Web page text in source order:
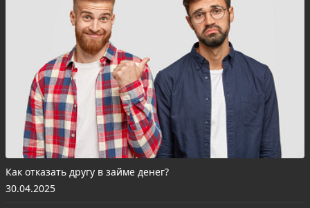
Как отказать другу в займе денег?
30.04.2025